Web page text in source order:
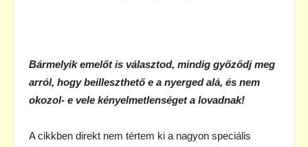
Bármelyik emelőt is választod, mindig győződj meg
arról, hogy beilleszthető e a nyerged alá, és nem
okozol- e vele kényelmetlenséget a lovadnak!
A cikkben direkt nem tértem ki a nagyon speciális